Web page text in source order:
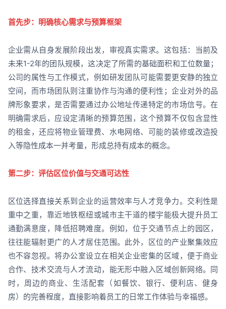
首先步：明确核心需求与预算框架
企业需从自身发展阶段出发，审视真实需求。这包括：当前及
未来1-2年的团队规模，这决定了所需的基础面积和工位数量；
公司的属性与工作模式，例如研发团队可能需要更安静的独立
空间，而市场团队则注重协作与沟通的便利性；企业对外的品
牌形象要求，是否需要通过办公地址传递特定的市场信号。在
明确需求后，应设定清晰的预算范围，这个预算不仅包含显性
的租金，还应将物业管理费、水电网络、可能的装修或改造投
入等隐性成本一并考量，形成总持有成本的概念。
第二步：评估区位价值与交通可达性
区位选择直接关系到企业的运营效率与人才竞争力。交利性是
重中之重，靠近地铁枢纽或城市主干道的楼宇能极大提升员工
通勤满意度，降低招聘难度。例如，位于交通节点上的园区，
往往能辐射更广的人才居住范围。此外，区位的产业聚集效应
也不容忽视。将办公室设立在相关企业密集的区域，便于商业
合作、技术交流与人才流动，能无形中融入区域创新网络。同
时，周边的商业、生活配套（如餐饮、银行、便利店、健身
房）的完善程度，直接影响着员工的日常工作体验与幸福感。